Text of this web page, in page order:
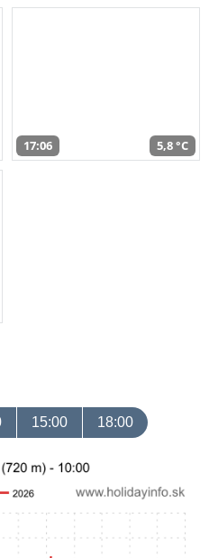
17:06 5,8 °C
15:00 18:00